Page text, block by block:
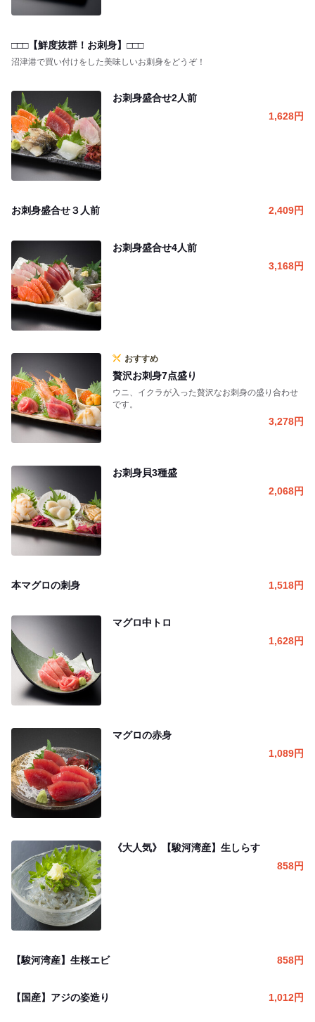
□□□【鮮度抜群！お刺身】□□□
沼津港で買い付けをした美味しいお刺身をどうぞ！
お刺身盛合せ2人前
1,628円
お刺身盛合せ３人前 2,409円
お刺身盛合せ4人前
3,168円
おすすめ
贅沢お刺身7点盛り
ウニ、イクラが入った贅沢なお刺身の盛り合わせ
です。
3,278円
お刺身貝3種盛
2,068円
本マグロの刺身 1,518円
マグロ中トロ
1,628円
マグロの赤身
1,089円
《大人気》【駿河湾産】生しらす
858円
【駿河湾産】生桜エビ 858円
【国産】アジの姿造り 1,012円